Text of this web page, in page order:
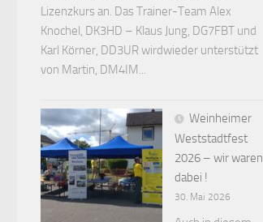
Lizenzkurs an. Das Trainer-Team Alex
Knochel, DK3HD – Klaus Jung, DG7FBT und
Karl Körner, DD3UR wirdwieder unterstützt
von Martin, DM4IM...
Weinheimer
Weststadtfest
2026 – wir waren
dabei !
30. Mai 2026